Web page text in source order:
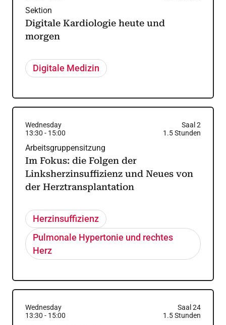
Sektion
Digitale Kardiologie heute und
morgen
Digitale Medizin
Wednesday
Saal 2
13:30 - 15:00 1.5Stunden
Arbeitsgruppensitzung
Im Fokus: die Folgen der
Linksherzinsuffizienz und Neues von
der Herztransplantation
Herzinsuffizienz
Pulmonale Hypertonie und rechtes
Herz
Wednesday
Saal 24
13:30 - 15:00 1.5Stunden